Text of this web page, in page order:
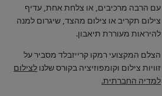
עם הרבה מרכיבים, או צלחת אחת, עדיף
צילום תקריב או צילום מהצד, שיגרום למנה
להיראות מעוררת תיאבון.
הצלם המקצועי רמקו קרייזבלד מסביר על
זוויות צילום וקומפוזיציה בקורס שלנו לצילום
למדיה החברתית.